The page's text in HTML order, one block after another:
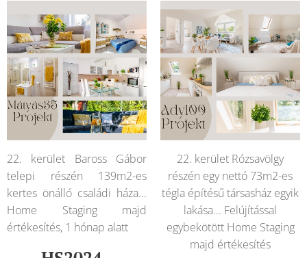
22. kerület Baross Gábor
telepi részén 139m2-es
kertes önálló családi háza...
Home Staging majd
értékesítés, 1 hónap alatt
22. kerület Rózsavölgy
részén egy nettó 73m2-es
tégla építésű társasház egyik
lakása... Felújítással
egybekötött Home Staging
majd értékesítés